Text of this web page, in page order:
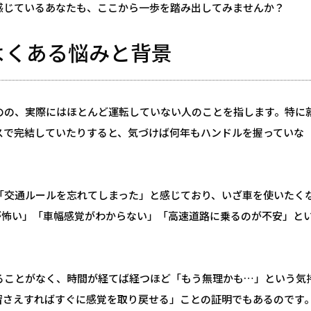
ているあなたも、ここから一歩を踏み出してみませんか？
ある悩みと背景
、実際にはほとんど運転していない人のことを指します。特に
完結していたりすると、気づけば何年もハンドルを握っていな
通ルールを忘れてしまった」と感じており、いざ車を使いたく
い」「車幅感覚がわからない」「高速道路に乗るのが不安」と
とがなく、時間が経てば経つほど「もう無理かも…」という気
えすればすぐに感覚を取り戻せる」ことの証明でもあるのです